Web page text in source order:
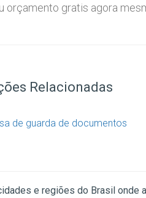
orçamento gratis agora
Relacionadas
e regiões do Brasil onde